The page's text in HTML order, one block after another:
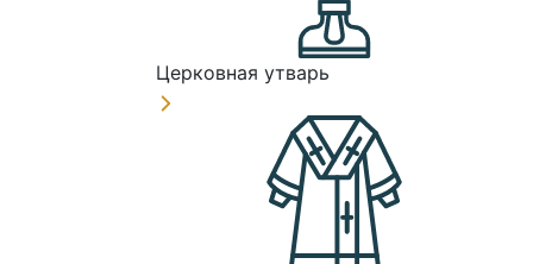
Церковная утварь